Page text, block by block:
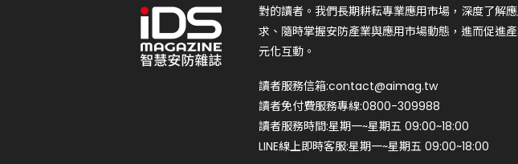
對的讀者。我們長期耕耘專業應用市場，深度了解
求、隨時掌握安防產業與應用市場動態，進而促進
元化互動。
讀者服務信箱:contact@aimag.tw
讀者免付費服務專線:0800-309988
讀者服務時間:星期一~星期五 09:00~18:00
LINE線上即時客服:星期一~星期五 09:00~18:00